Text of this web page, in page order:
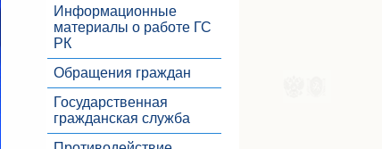
Информационные
материалы о работе ГС
РК
Обращения граждан
Государственная
гражданская служба